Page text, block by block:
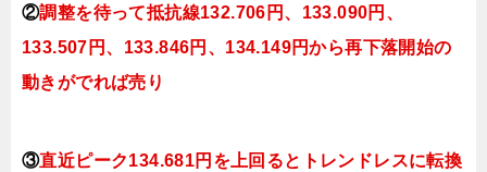
②調整を待って抵抗線132.706円、133.090円、
133.507 円、133.846円、134.149円から再下落開始の
動きがでれば売り
③直近ピーク134.681円を上回るとトレンドレスに転換